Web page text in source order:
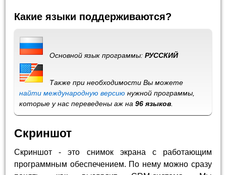
Какие языки поддерживаются?
Основной язык программы:РУССКИЙ
Также при необходимости Вы можете
найти международную версию нужной программы,
которые у нас переведены аж на96 языков.
Скриншот
Скриншот - это снимок экрана с работающим
программным обеспечением. По нему можно сразу